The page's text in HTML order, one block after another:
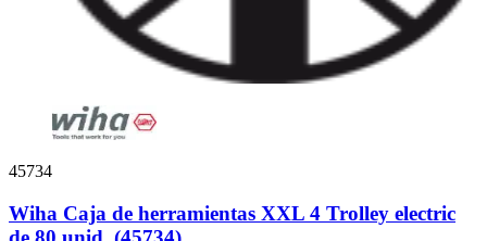
45734
Wiha Caja de herramientas XXL 4 Trolley electric